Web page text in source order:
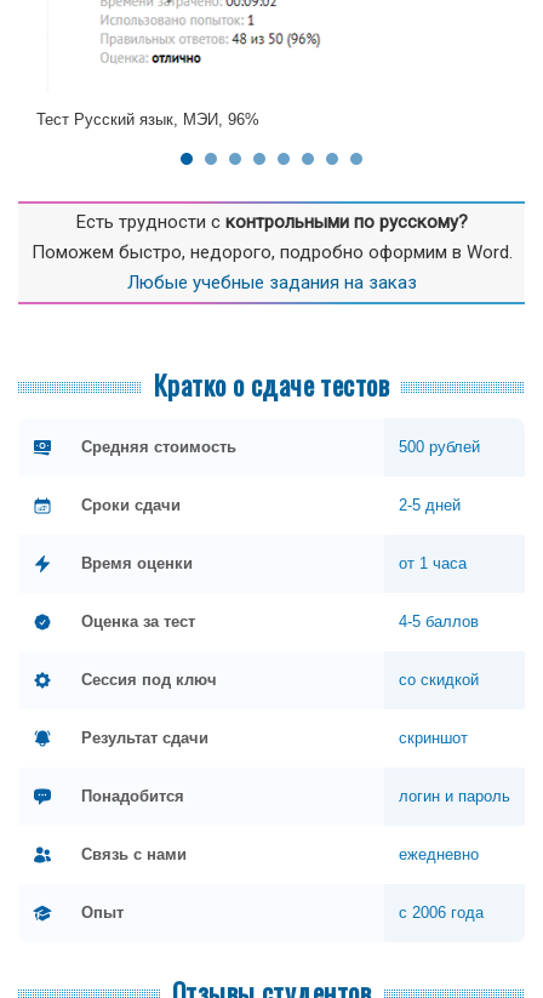
Тест Русский язык, МЭИ, 96%
Есть трудности с контрольными по русскому?
Поможем быстро, недорого, подробно оформим в Word.
Любые учебные задания на заказ
Кратко о сдаче тестов
Средняя стоимость 500 рублей
Сроки сдачи 2-5 дней
Время оценки от 1 часа
Оценка за тест 4-5 баллов
Сессия под ключ со скидкой
Результат сдачи скриншот
Понадобится логин и пароль
Связь с нами ежедневно
Опыт с 2006 года